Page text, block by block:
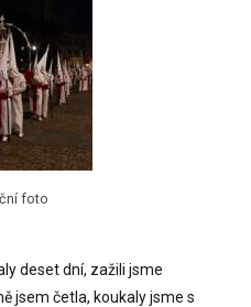
foto
deset dní, zažili jsme
jsem četla, koukaly jsme s